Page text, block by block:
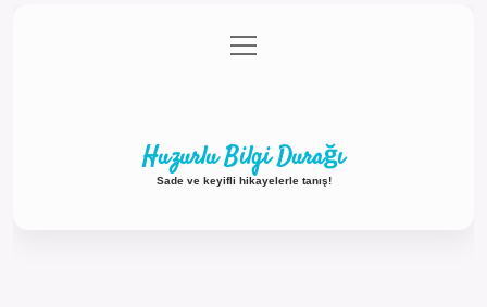
Gizlilik Politikası
menüyü
aç
Huzurlu Bilgi Durağı
Sade ve keyifli hikayelerle tanış!